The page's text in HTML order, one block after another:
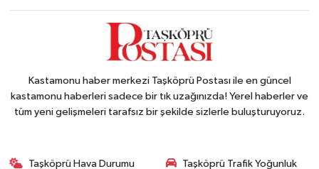
Kastamonu haber merkezi Taşköprü Postası ile en güncel
kastamonu haberleri sadece bir tık uzağınızda! Yerel haberler ve
tüm yeni gelişmeleri tarafsız bir şekilde sizlerle buluşturuyoruz.
Taşköprü Hava Durumu Taşköprü Trafik Yoğunluk